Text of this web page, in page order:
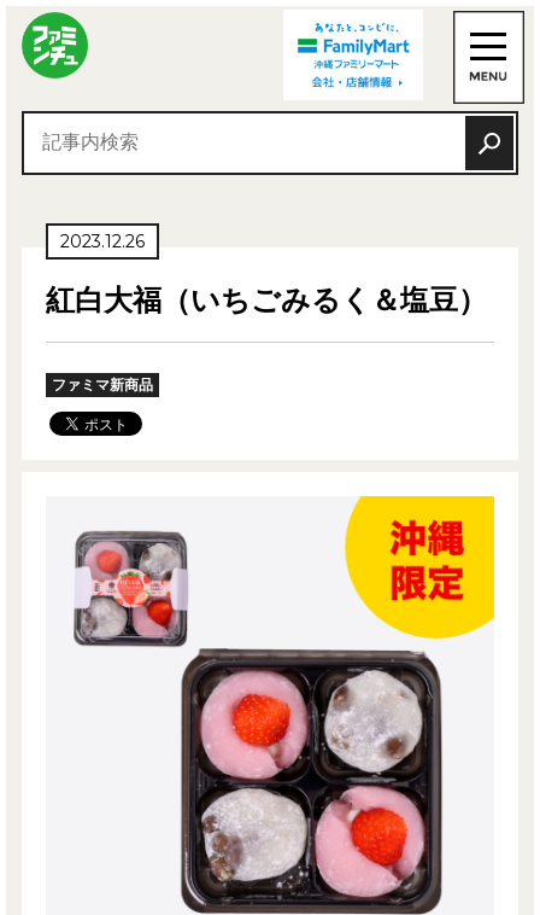
2023.12.26
紅白大福（いちごみるく＆塩豆）
ファミマ新商品